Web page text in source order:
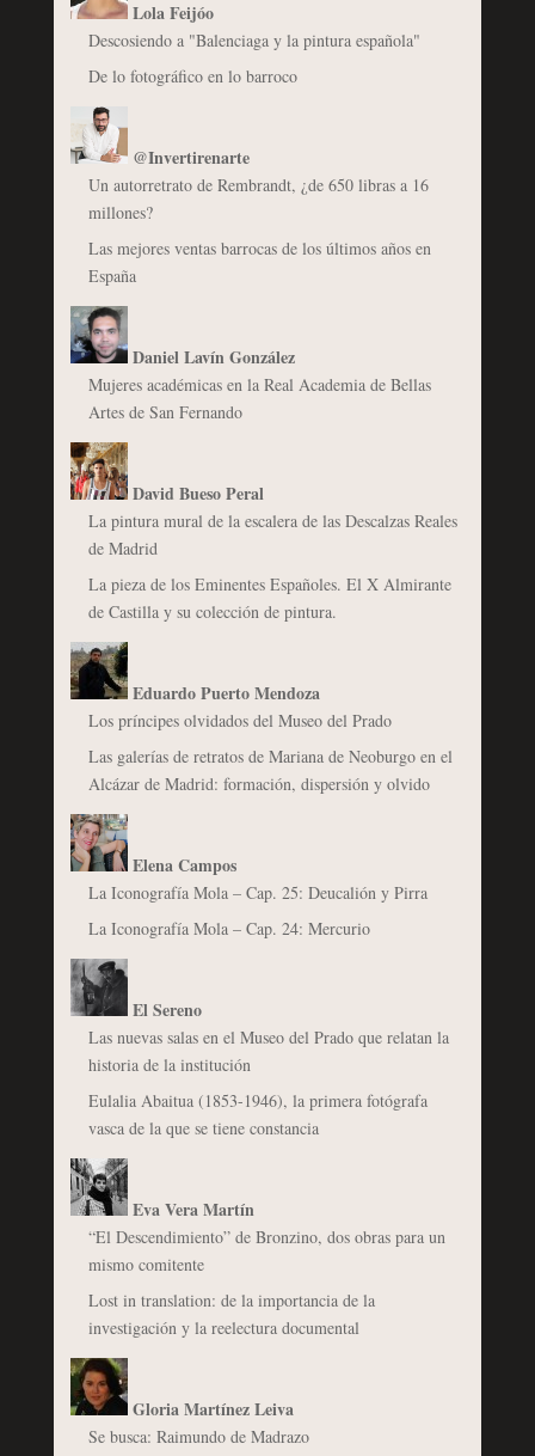
Lola Feijóo
Descosiendo a "Balenciaga y la pintura española"
De lo fotográfico en lo barroco
@Invertirenarte
Un autorretrato de Rembrandt, ¿de 650 libras a 16
millones?
Las mejores ventas barrocas de los últimos años en
España
Daniel Lavín González
Mujeres académicas en la Real Academia de Bellas
Artes de San Fernando
David Bueso Peral
La pintura mural de la escalera de las Descalzas Reales
de Madrid
La pieza de los Eminentes Españoles. El X Almirante
de Castilla y su colección de pintura.
Eduardo Puerto Mendoza
Los príncipes olvidados del Museo del Prado
Las galerías de retratos de Mariana de Neoburgo en el
Alcázar de Madrid: formación, dispersión y olvido
Elena Campos
La Iconografía Mola – Cap. 25: Deucalión y Pirra
La Iconografía Mola – Cap. 24: Mercurio
El Sereno
Las nuevas salas en el Museo del Prado que relatan la
historia de la institución
Eulalia Abaitua (1853-1946), la primera fotógrafa
vasca de la que se tiene constancia
Eva Vera Martín
“El Descendimiento” de Bronzino, dos obras para un
mismo comitente
Lost in translation: de la importancia de la
investigación y la reelectura documental
Gloria Martínez Leiva
Se busca: Raimundo de Madrazo